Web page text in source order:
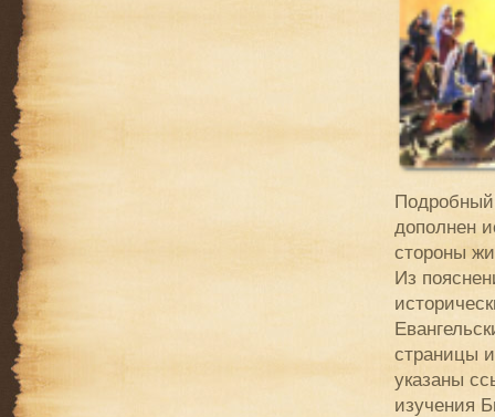
Подробный
дополнен
стороны
Из
страницы
указаны
изучения